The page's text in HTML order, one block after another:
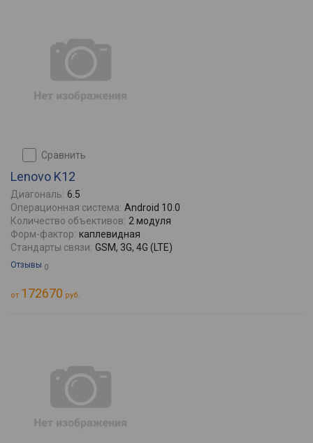
сравнить
Lenovo K12
Диагональ: 6.5
Операционная система: Android 10.0
Количество объективов: 2 модуля
Форм-фактор: каплевидная
Стандарты связи: GSM, 3G, 4G (LTE)
Отзывы 0
от 172670 руб.